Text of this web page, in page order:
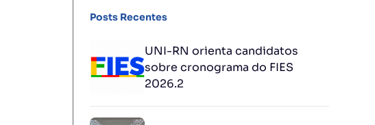
Posts Recentes
UNI-RN orienta candidatos
sobre cronograma do FIES
2026.2